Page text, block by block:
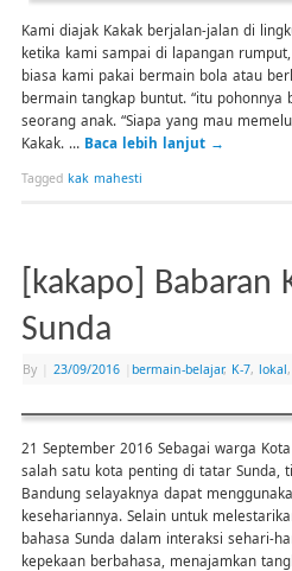
Kami diajak Kakak berjalan-jalan di
ketika kami sampai di lapangan
biasa kami pakai bermain bola atau
bermain tangkap buntut. “itu pohonnya
seorang anak. “Siapa yang mau
Kakak. … Baca lebih lanjut →
Tagged kak mahesti
[kakapo] Babaran
Sunda
By 23/09/2016 bermain-belajar, K-7, lokal,
21 September 2016 Sebagai warga
salah satu kota penting di tatar Sunda,
Bandung selayaknya dapat
kesehariannya. Selain untuk
bahasa Sunda dalam interaksi sehari-
kepekaan berbahasa, menajamkan